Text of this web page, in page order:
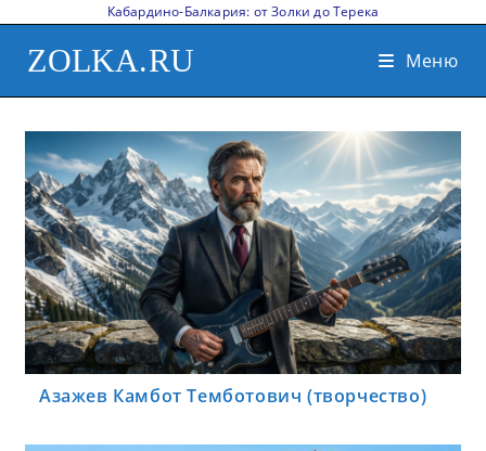
Кабардино-Балкария: от Золки до Терека
ZOLKA.RU Меню
Азажев Камбот Темботович (творчество)